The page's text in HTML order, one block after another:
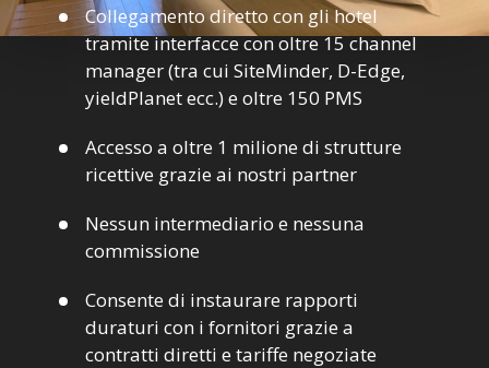
Collegamento diretto con gli hotel
tramite interfacce con oltre 15 channel
manager (tra cui SiteMinder, D-Edge,
yieldPlanet ecc.) e oltre 150 PMS
Accesso a oltre 1 milione di strutture
ricettive grazie ai nostri partner
Nessun intermediario e nessuna
commissione
Consente di instaurare rapporti
duraturi con i fornitori grazie a
contratti diretti e tariffe negoziate